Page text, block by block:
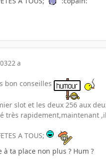
22 a
bon conseilles
slot et les deux 256 aux
très rapidement,maintenant
A TOUS;
ta place non plus ? Hum ?